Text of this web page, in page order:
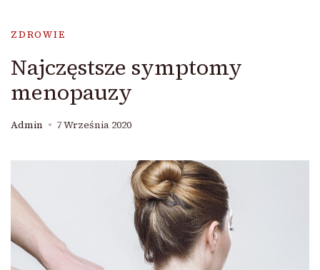
ZDROWIE
Najczęstsze symptomy
menopauzy
Admin 7 Września 2020